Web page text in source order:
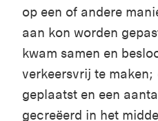
op een of andere
aan kon worden
kwam samen en
verkeersvrij te
geplaatst en een
gecreëerd in het